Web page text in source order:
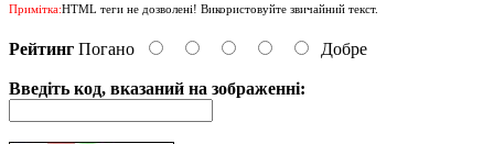
Примітка:HTML теги не дозволені! Використовуйте звичайний текст.
Рейтинг Погано Добре
Введіть код, вказаний на зображенні: